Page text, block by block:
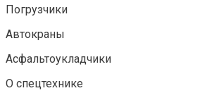
Погрузчики
Автокраны
Асфальтоукладчики
О спецтехнике